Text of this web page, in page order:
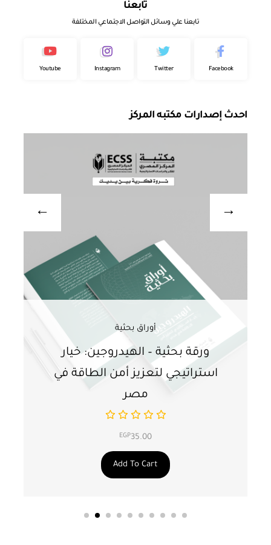
تابعنا
تابعنا علي وسائل التواصل الاجتماعي المختلفة
Facebook
Twitter
Instagram
Youtube
احدث إصدارات مكتبه المركز
أوراق بحثية
ورقة بحثية – الهيدروجين: خيار
استراتيجي لتعزيز أمن الطاقة في
مصر
EGP35.00
Add To Cart